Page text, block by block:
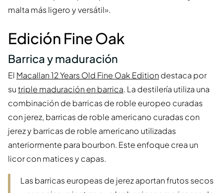
malta más ligero y versátil».
Edición Fine Oak
Barrica y maduración
El Macallan 12 Years Old Fine Oak Edition destaca por
sutriple maduración en barrica. La destilería utiliza una
combinación de barricas de roble europeo curadas
con jerez, barricas de roble americano curadas con
jerez y barricas de roble americano utilizadas
anteriormente para bourbon. Este enfoque crea un
licor con matices y capas.
Las barricas europeas de jerez aportan frutos secos